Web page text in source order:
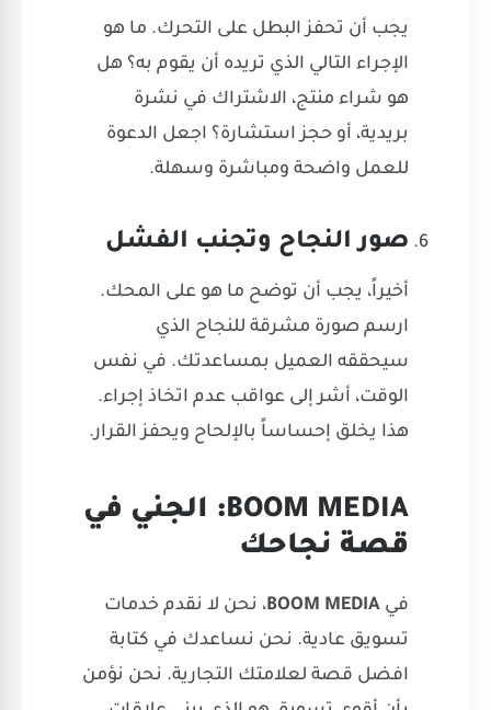
يجب أن تحفز البطل على التحرك. ما هو
الإجراء التالي الذي تريده أن يقوم به؟ هل
هو شراء منتج، الاشتراك في نشرة
بريدية، أو حجز استشارة؟ اجعل الدعوة
للعمل واضحة ومباشرة وسهلة.
صور النجاح وتجنب الفشل
أخيراً، يجب أن توضح ما هو على المحك.
ارسم صورة مشرقة للنجاح الذي
سيحققه العميل بمساعدتك. في نفس
الوقت، أشر إلى عواقب عدم اتخاذ إجراء.
هذا يخلق إحساساً بالإلحاح ويحفز القرار.
BOOM MEDIA: الجني في
قصة نجاحك
في BOOM MEDIA، نحن لا نقدم خدمات
تسويق عادية. نحن نساعدك في كتابة
افضل قصة لعلامتك التجارية. نحن نؤمن